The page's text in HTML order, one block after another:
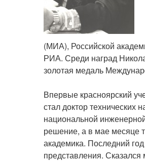
(МИА), Российской
РИА. Среди наград
золотая медаль
Впервые красноярский
стал доктор
национальной
решение, а в мае месяце
академика. Последний
представления. Сказался